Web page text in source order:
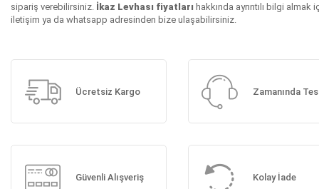
sipariş verebilirsiniz. İkaz Levhası fiyatları hakkında ayrıntılı bilgi almak
iletişim ya da whatsapp adresinden bize ulaşabilirsiniz.
Ücretsiz Kargo Zamanında
Güvenli Alışveriş Kolay İade